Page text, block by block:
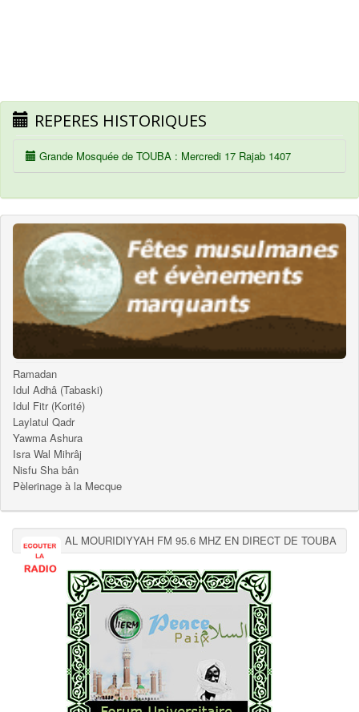
REPERES HISTORIQUES
Grande Mosquée de TOUBA : Mercredi 17 Rajab 1407
Ramadan
Idul Adhâ (Tabaski)
Idul Fitr (Korité)
Laylatul Qadr
Yawma Ashura
Isra Wal Mihrâj
Nisfu Sha bân
Pèlerinage à la Mecque
AL MOURIDIYYAH FM 95.6 MHZ EN DIRECT DE TOUBA